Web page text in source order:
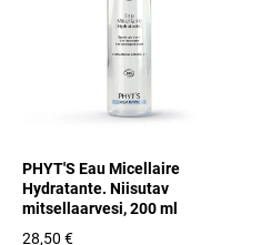
PHYT'S Eau Micellaire
Hydratante. Niisutav
mitsellaarvesi, 200 ml
28,50 €